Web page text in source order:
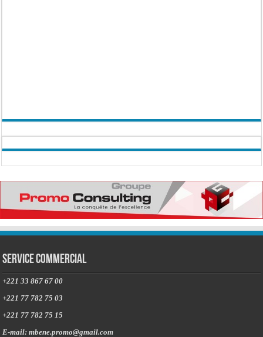
Service commercial
+221 33 867 67 00
+221 77 782 75 03
+221 77 782 75 15
E-mail: mbene.promo@gmail.com